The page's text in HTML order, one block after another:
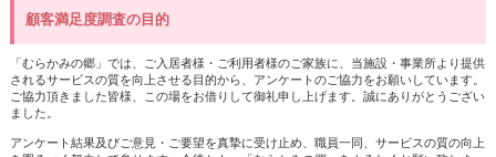
顧客満足度調査の目的
「むらかみの郷」では、ご入居者様・ご利用者様のご家族に、当施設・事業所より提供
されるサービスの質を向上させる目的から、アンケートのご協力をお願いしています。
ご協力頂きました皆様、この場をお借りして御礼申し上げます。誠にありがとうござい
ました。
アンケート結果及びご意見・ご要望を真摯に受け止め、職員一同、サービスの質の向上